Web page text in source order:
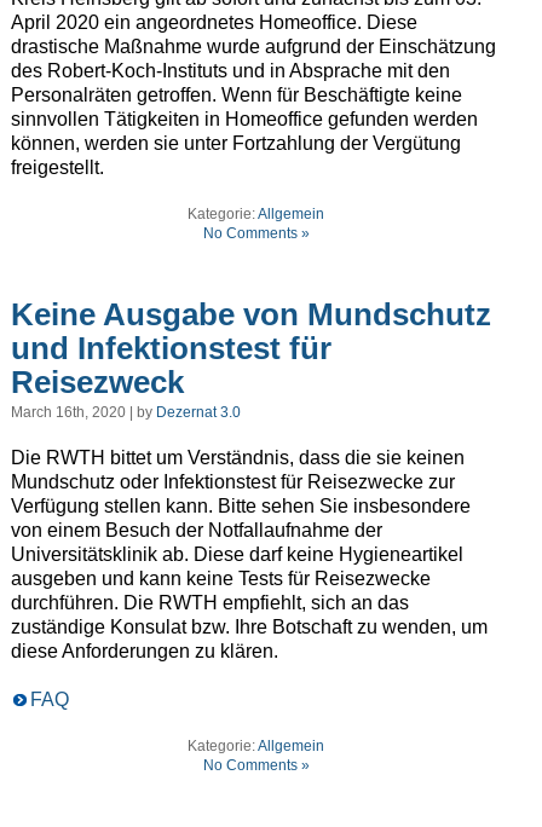
April 2020 ein angeordnetes Homeoffice. Diese
drastische Maßnahme wurde aufgrund der Einschätzung
des Robert-Koch-Instituts und in Absprache mit den
Personalräten getroffen. Wenn für Beschäftigte keine
sinnvollen Tätigkeiten in Homeoffice gefunden werden
können, werden sie unter Fortzahlung der Vergütung
freigestellt.
Kategorie:Allgemein
No Comments »
Keine Ausgabe von Mundschutz
und Infektionstest für
Reisezweck
March 16th, 2020 | by Dezernat 3.0
Die RWTH bittet um Verständnis, dass die sie keinen
Mundschutz oder Infektionstest für Reisezwecke zur
Verfügung stellen kann. Bitte sehen Sie insbesondere
von einem Besuch der Notfallaufnahme der
Universitätsklinik ab. Diese darf keine Hygieneartikel
ausgeben und kann keine Tests für Reisezwecke
durchführen. Die RWTH empfiehlt, sich an das
zuständige Konsulat bzw. Ihre Botschaft zu wenden, um
diese Anforderungen zu klären.
FAQ
Kategorie:Allgemein
No Comments »